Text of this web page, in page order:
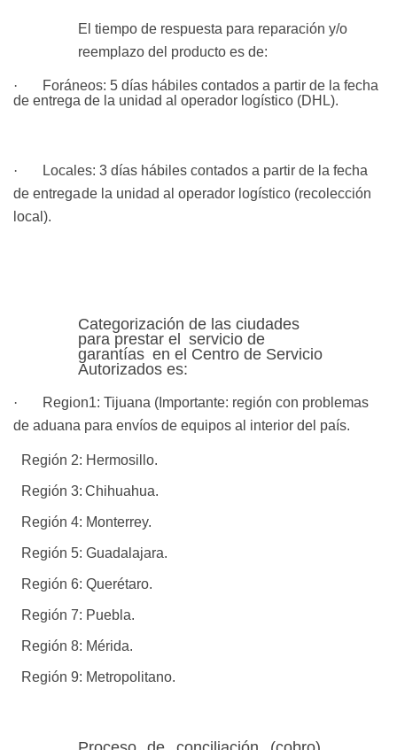
El tiempo de respuesta para reparación y/o
reemplazo del producto es de:
· Foráneos: 5 días hábiles contados a partir de la fecha
de entrega de la unidad al operador logístico (DHL).
· Locales: 3 días hábiles contados a partir de la fecha
de entregade la unidad al operador logístico (recolección
local).
Categorización de las ciudades
para prestar el servicio de
garantías en el Centro de Servicio
Autorizados es:
· Region1: Tijuana ( Importante: región con problemas
de aduana para envíos de equipos al interior del país.
Región 2: Hermosillo.
Región 3: Chihuahua.
Región 4: Monterrey.
Región 5: Guadalajara.
Región 6: Querétaro.
Región 7: Puebla.
Región 8: Mérida.
Región 9: Metropolitano.